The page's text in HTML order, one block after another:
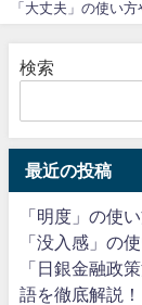
「大丈夫」の使い
検索
最近の投稿
「明度」の使
「没入感」の
「日銀金融政
語を徹底解説！